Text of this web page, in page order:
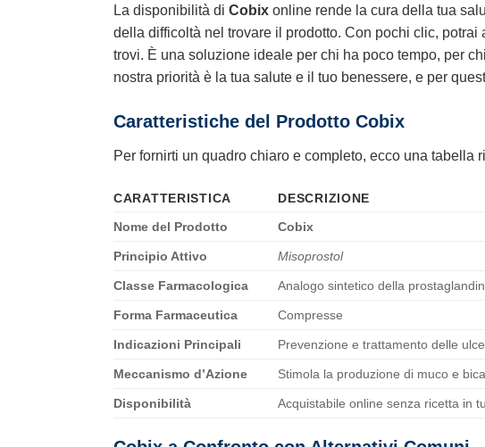
La disponibilità di Cobix online rende la cura della tua
della difficoltà nel trovare il prodotto. Con pochi clic, potrai
trovi. È una soluzione ideale per chi ha poco tempo, per
nostra priorità è la tua salute e il tuo benessere, e per
Caratteristiche del Prodotto Cobix
Per fornirti un quadro chiaro e completo, ecco una
CARATTERISTICA
DESCRIZIONE
Nome del Prodotto
Cobix
Principio Attivo Misoprostol
Classe Farmacologica Analogo sintetico della
Forma Farmaceutica Compresse
Indicazioni Principali Prevenzione e trattamento delle
Meccanismo d’Azione Stimola la produzione di muco e
Disponibilità Acquistabile online senza ricetta in